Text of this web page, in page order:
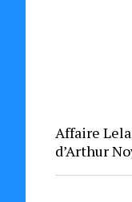
Affaire
d’Arthur